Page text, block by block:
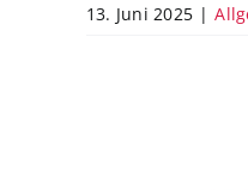
13. Juni 2025 |